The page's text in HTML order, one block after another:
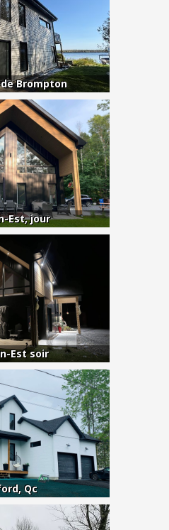
Brompton
Est, jour
Est soir
Qc